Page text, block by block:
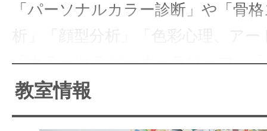
「パーソナルカラー診断」や「骨
析」「顔型分析」「色彩心理、ア
「カラーセラピーオーラソーマ」
「イメージコンサルタント」など
応
教室情報